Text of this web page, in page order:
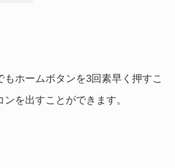
もホームボタンを3回素早く押すこ
を出すことができます。